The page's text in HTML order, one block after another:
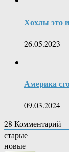
Хохлы это
26.05.2023
Америка
09.03.2024
28 Комментарий
старые
новые